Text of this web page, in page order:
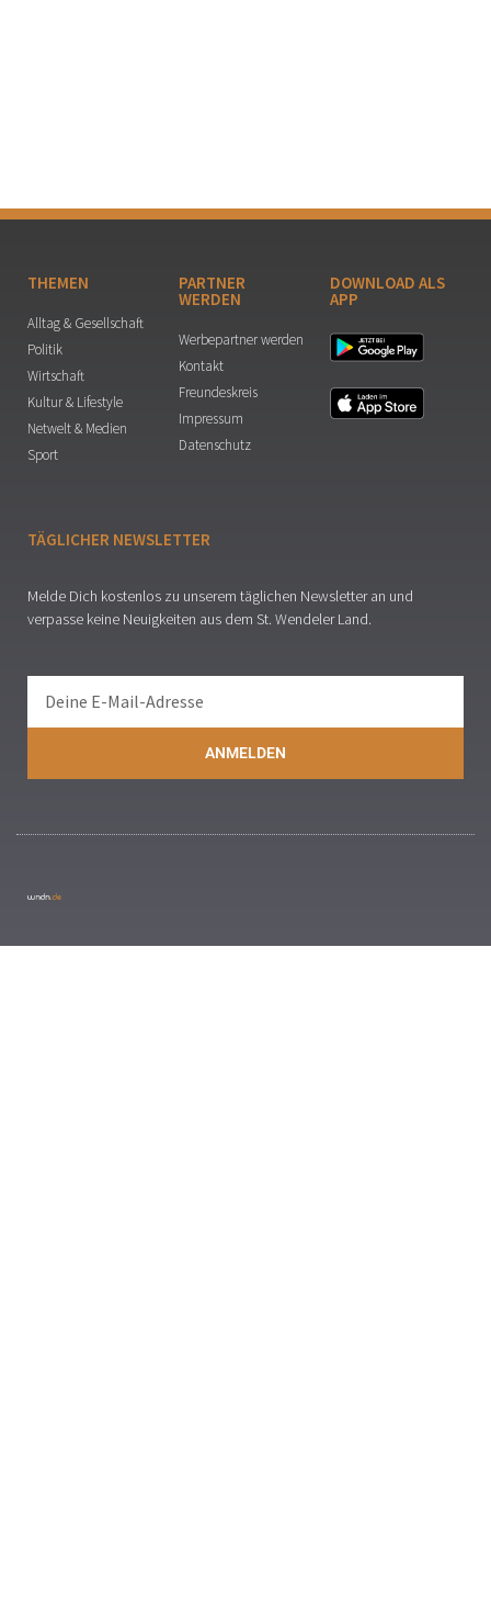
THEMEN
Alltag & Gesellschaft
Politik
Wirtschaft
Kultur & Lifestyle
Netwelt & Medien
Sport
PARTNER
WERDEN
Werbepartner werden
Kontakt
Freundeskreis
Impressum
Datenschutz
DOWNLOAD ALS
APP
TÄGLICHER NEWSLETTER
Melde Dich kostenlos zu unserem täglichen Newsletter an und
verpasse keine Neuigkeiten aus dem St. Wendeler Land.
ANMELDEN